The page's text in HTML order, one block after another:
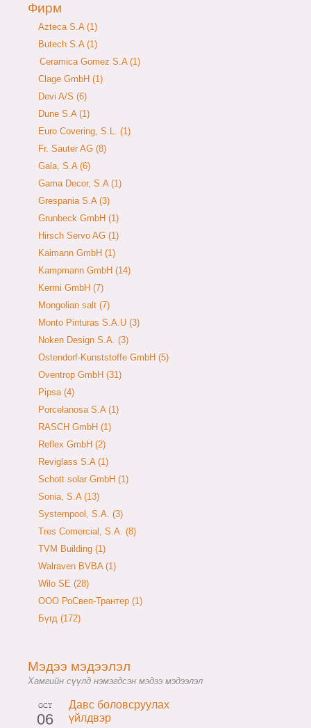
Фирм
Azteca S.A (1)
Butech S.A (1)
Ceramica Gomez S.A (1)
Clage GmbH (1)
Devi A/S (6)
Dune S.A (1)
Euro Covering, S.L. (1)
Fr. Sauter AG (8)
Gala, S.A (6)
Gama Decor, S.A (1)
Grespania S.A (3)
Grunbeck GmbH (1)
Hirsch Servo AG (1)
Kaimann GmbH (1)
Kampmann GmbH (14)
Kermi GmbH (7)
Mongolian salt (7)
Monto Pinturas S.A.U (3)
Noken Design S.A. (3)
Ostendorf-Kunststoffe GmbH (5)
Oventrop GmbH (31)
Pipsa (4)
Porcelanosa S.A (1)
RASCH GmbH (1)
Reflex GmbH (2)
Reviglass S.A (1)
Schott solar GmbH (1)
Sonia, S.A (13)
Systempool, S.A. (3)
Tres Comercial, S.A. (8)
TVM Building (1)
Walraven BVBA (1)
Wilo SE (28)
ООО РоСвеп-Трантер (1)
Бүгд (172)
Мэдээ мэдээлэл
Хамгийн сүүлд нэмэгдсэн мэдээ мэдээлэл
OCT
06
Давс боловсруулах
үйлдвэр